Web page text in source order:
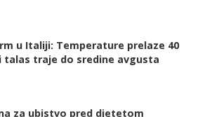
u Italiji: Temperature prelaze 40
traje do sredine avgusta
za ubistvo pred djetetom